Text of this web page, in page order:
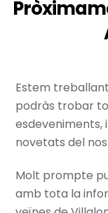
Estem
podràs trobar
esdeveniments,
novetats del
Molt prompte
amb tota la